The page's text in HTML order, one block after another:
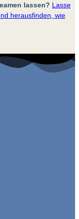
lassen? Lasse
herausfinden, wie